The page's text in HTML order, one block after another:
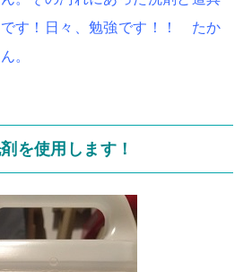
す！日々、勉強です！！ たか
。
を使用します！